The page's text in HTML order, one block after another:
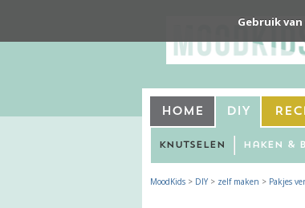
Gebruik
Home DIY
Knutselen Haken &
MoodKids > DIY > zelf maken > Pakjes